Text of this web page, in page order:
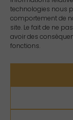
technologies nous
comportement de
site. Le fait de ne
avoir des
fonctions.
Zodiacs